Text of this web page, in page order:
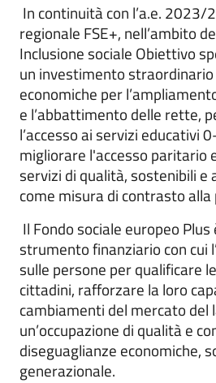
In continuità con l’a.e.
regionale FSE+, nell’ambito
Inclusione sociale Obiettivo
un investimento
economiche per
e l’abbattimento delle rette,
l’accesso ai servizi educativi
migliorare l'accesso paritario
servizi di qualità, sostenibili e
come misura di contrasto
Il Fondo sociale europeo Plus
strumento finanziario con cui
sulle persone per qualificare
cittadini, rafforzare la loro
cambiamenti del mercato del
un’occupazione di qualità e
diseguaglianze economiche,
generazionale.